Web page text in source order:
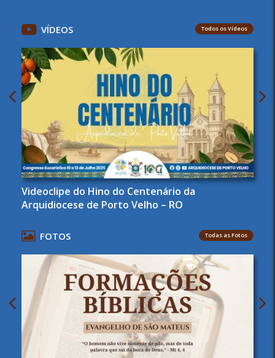
VÍDEOS Todos os Vídeos
Videoclipe do Hino do Centenário da
Arquidiocese de Porto Velho – RO
FOTOS Todas as Fotos